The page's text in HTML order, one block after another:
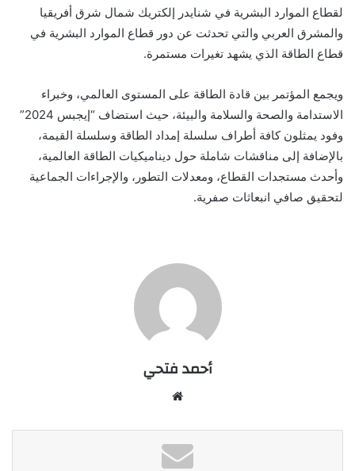
لقطاع الموارد البشرية في شنايدر إلكتريك شمال شرق أفريقيا
والمشرق العربي والتي تحدثت عن دور قطاع الموارد البشرية في
قطاع الطاقة الذي يشهد تغيرات مستمرة.
ويجمع المؤتمر بين قادة الطاقة على المستوى العالمي، وخبراء
الاستدامة والصحة والسلامة والبيئة، حيث استضاف “إيجبس 2024”
وفود يمثلون كافة أطراف سلسلة إمداد الطاقة وسلسلة القيمة،
بالإضافة إلى مناقشات شاملة حول ديناميكيات الطاقة العالمية،
وأحدث مستجدات القطاع، ومعدلات التطور، والإجراءات الجماعية
لتحقيق صافي انبعاثات صفرية.
أحمد فتحي